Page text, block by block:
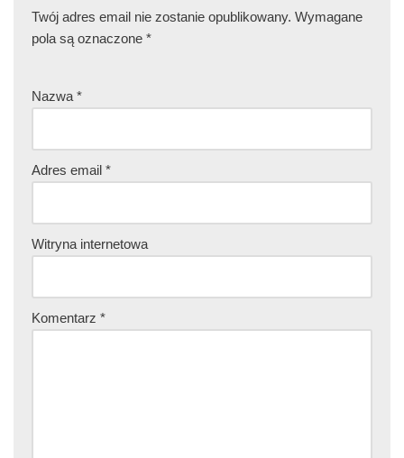
Twój adres email nie zostanie opublikowany. Wymagane
pola są oznaczone *
Nazwa *
Adres email *
Witryna internetowa
Komentarz *